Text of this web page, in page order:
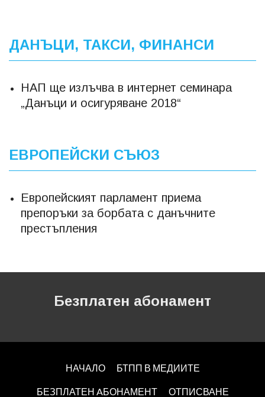
ДАНЪЦИ, ТАКСИ, ФИНАНСИ
НАП ще излъчва в интернет семинара
„Данъци и осигуряване 2018“
ЕВРОПЕЙСКИ СЪЮЗ
Европейският парламент приема
препоръки за борбата с данъчните
престъпления
Безплатен абонамент
НАЧАЛО БТПП В МЕДИИТЕ
БЕЗПЛАТЕН AБОНАМЕНТ ОТПИСВАНЕ